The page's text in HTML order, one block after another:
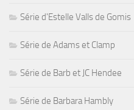
Série d'Estelle Valls de Gomis
Série de Adams et Clamp
Série de Barb et JC Hendee
Série de Barbara Hambly